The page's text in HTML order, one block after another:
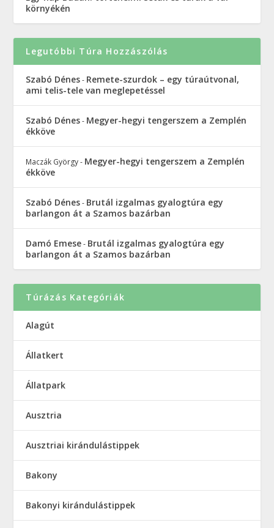
környékén
Legutóbbi Túra Hozzászólás
Szabó Dénes- Remete-szurdok – egy túraútvonal,
ami telis-tele van meglepetéssel
Szabó Dénes- Megyer-hegyi tengerszem a Zemplén
ékköve
Maczák György- Megyer-hegyi tengerszem a Zemplén
ékköve
Szabó Dénes- Brutál izgalmas gyalogtúra egy
barlangon át a Szamos bazárban
Damó Emese- Brutál izgalmas gyalogtúra egy
barlangon át a Szamos bazárban
Túrázás Kategóriák
Alagút
Állatkert
Állatpark
Ausztria
Ausztriai kirándulástippek
Bakony
Bakonyi kirándulástippek